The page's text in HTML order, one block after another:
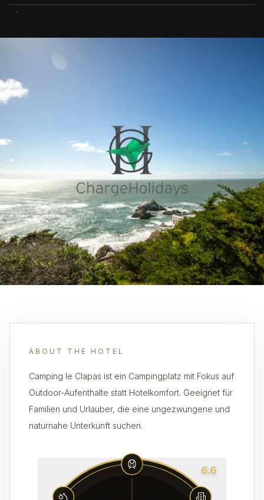
ABOUT THE HOTEL
Camping le Clapas ist ein Campingplatz mit Fokus auf
Outdoor-Aufenthalte statt Hotelkomfort. Geeignet für
Familien und Urlauber, die eine ungezwungene und
naturnahe Unterkunft suchen.
6.6